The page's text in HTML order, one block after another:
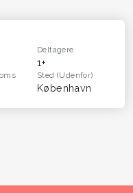
Deltagere
1+
Sted(Udenfor)
København